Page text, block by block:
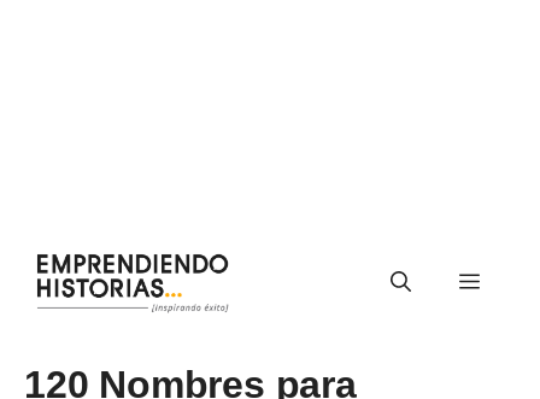
contenido
Menú
120 Nombres para